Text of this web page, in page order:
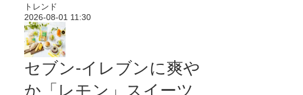
トレンド
2026-08-01 11:30
セブン‐イレブンに爽や
か「レモン」スイーツ